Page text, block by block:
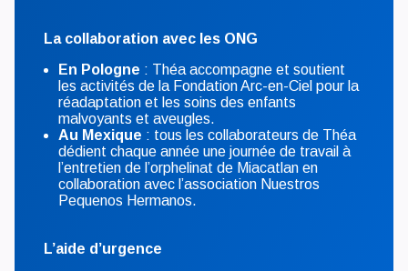
La collaboration avec les ONG
En Pologne : Théa accompagne et soutient
les activités de la Fondation Arc-en-Ciel pour la
réadaptation et les soins des enfants
malvoyants et aveugles.
Au Mexique : tous les collaborateurs de Théa
dédient chaque année une journée de travail à
l’entretien de l’orphelinat de Miacatlan en
collaboration avec l’association Nuestros
Pequenos Hermanos.
L’aide d’urgence